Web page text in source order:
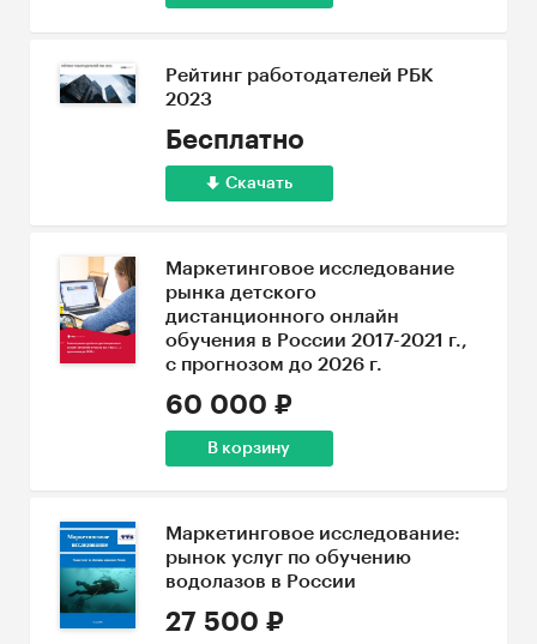
Рейтинг работодателей РБК
2023
Бесплатно
Скачать
Маркетинговое исследование
рынка детского
дистанционного онлайн
обучения в России 2017-2021 г.,
с прогнозом до 2026 г.
60 000 ₽
В корзину
Маркетинговое исследование:
рынок услуг по обучению
водолазов в России
27 500 ₽